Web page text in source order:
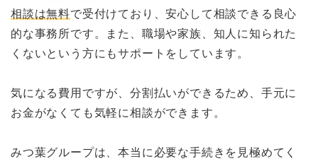
相談は無料で受付けており、安心して相談できる良心
的な事務所です。また、職場や家族、知人に知られた
くないという方にもサポートをしています。
気になる費用ですが、分割払いができるため、手元に
お金がなくても気軽に相談ができます。
みつ葉グループは、本当に必要な手続きを見極めてく